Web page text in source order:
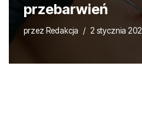
przebarwień
przez Redakcja 2 stycznia